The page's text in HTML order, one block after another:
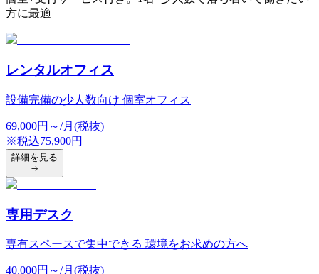
方に最適
レンタルオフィス
設備完備の少人数向け 個室オフィス
69,000円 ～/月(税抜)
※税込75,900円
詳細を見る
専用デスク
専有スペースで集中できる 環境をお求めの方へ
40,000円 ～/月(税抜)